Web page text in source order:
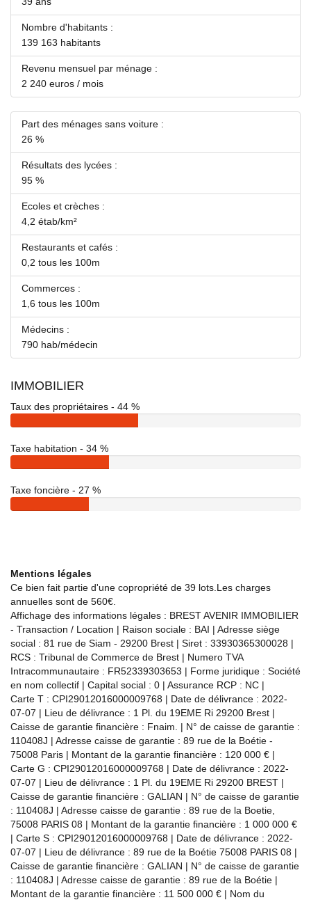
Nombre d'habitants :
139 163 habitants
Revenu mensuel par ménage :
2 240 euros / mois
Part des ménages sans voiture :
26 %
Résultats des lycées :
95 %
Ecoles et crèches :
4,2 étab/km²
Restaurants et cafés :
0,2 tous les 100m
Commerces :
1,6 tous les 100m
Médecins :
790 hab/médecin
IMMOBILIER
Taux des propriétaires - 44 %
Taxe habitation - 34 %
Taxe foncière - 27 %
Mentions légales
Ce bien fait partie d'une copropriété de 39 lots.Les charges
annuelles sont de 560€.
Affichage des informations légales : BREST AVENIR IMMOBILIER
- Transaction / Location | Raison sociale : BAI | Adresse siège
social : 81 rue de Siam - 29200 Brest | Siret : 33930365300028 |
RCS : Tribunal de Commerce de Brest | Numero TVA
Intracommunautaire : FR52339303653 | Forme juridique : Société
en nom collectif | Capital social : 0 | Assurance RCP : NC |
Carte T : CPI29012016000009768 | Date de délivrance : 2022-
07-07 | Lieu de délivrance : 1 Pl. du 19EME Ri 29200 Brest |
Caisse de garantie financière : Fnaim. | N° de caisse de garantie :
110408J | Adresse caisse de garantie : 89 rue de la Boétie -
75008 Paris | Montant de la garantie financière : 120 000 € |
Carte G : CPI29012016000009768 | Date de délivrance : 2022-
07-07 | Lieu de délivrance : 1 Pl. du 19EME Ri 29200 BREST |
Caisse de garantie financière : GALIAN | N° de caisse de garantie
: 110408J | Adresse caisse de garantie : 89 rue de la Boetie,
75008 PARIS 08 | Montant de la garantie financière : 1 000 000 €
| Carte S : CPI29012016000009768 | Date de délivrance : 2022-
07-07 | Lieu de délivrance : 89 rue de la Boétie 75008 PARIS 08 |
Caisse de garantie financière : GALIAN | N° de caisse de garantie
: 110408J | Adresse caisse de garantie : 89 rue de la Boétie |
Montant de la garantie financière : 11 500 000 € | Nom du